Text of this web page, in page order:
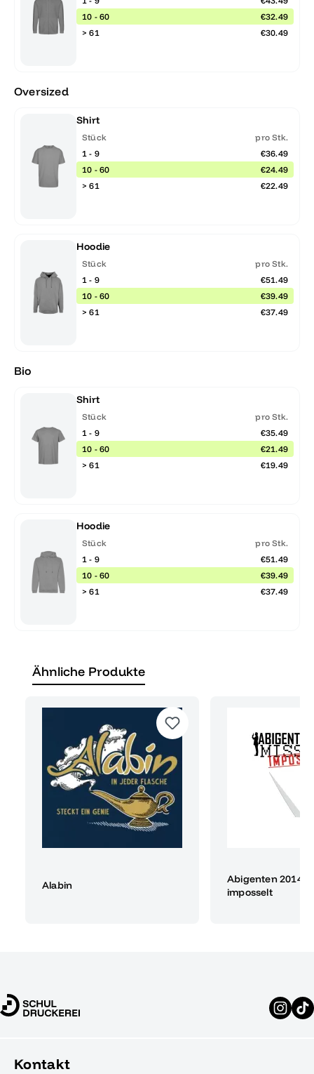
10 - 60
€32.49
> 61
€30.49
Oversized
Shirt
Stück
pro Stk.
1 - 9
€36.49
10 - 60
€24.49
> 61
€22.49
Hoodie
Stück
pro Stk.
1 - 9
€51.49
10 - 60
€39.49
> 61
€37.49
Bio
Shirt
Stück
pro Stk.
1 - 9
€35.49
10 - 60
€21.49
> 61
€19.49
Hoodie
Stück
pro Stk.
1 - 9
€51.49
10 - 60
€39.49
> 61
€37.49
Ähnliche Produkte
Alabin
Abigenten 2014
imposselt
Kontakt